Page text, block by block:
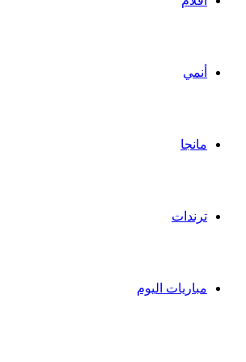
أنمي
مانجا
ترندات
مباريات اليوم